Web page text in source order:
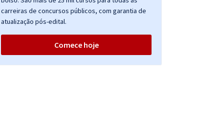
carreiras de concursos públicos, com garantia de
atualização pós-edital.
Comece hoje